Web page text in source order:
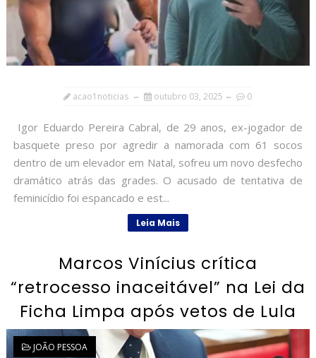
acao1noticias outubro 03, 2025 0
Igor Eduardo Pereira Cabral, de 29 anos, ex-jogador de
basquete preso por agredir a namorada com 61 socos
dentro de um elevador em Natal, sofreu um novo desfecho
dramático atrás das grades. O acusado de tentativa de
feminicídio foi espancado e est...
Leia Mais
Marcos Vinícius crítica
“retrocesso inaceitável” na Lei da
Ficha Limpa após vetos de Lula
JOÃO PESSOA